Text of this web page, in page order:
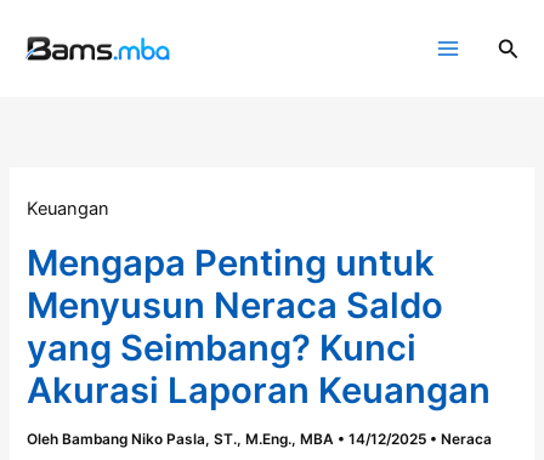
Cari
Keuangan
Mengapa Penting untuk
Menyusun Neraca Saldo
yang Seimbang? Kunci
Akurasi Laporan Keuangan
Oleh Bambang Niko Pasla, ST., M.Eng., MBA •14/12/2025 • Neraca